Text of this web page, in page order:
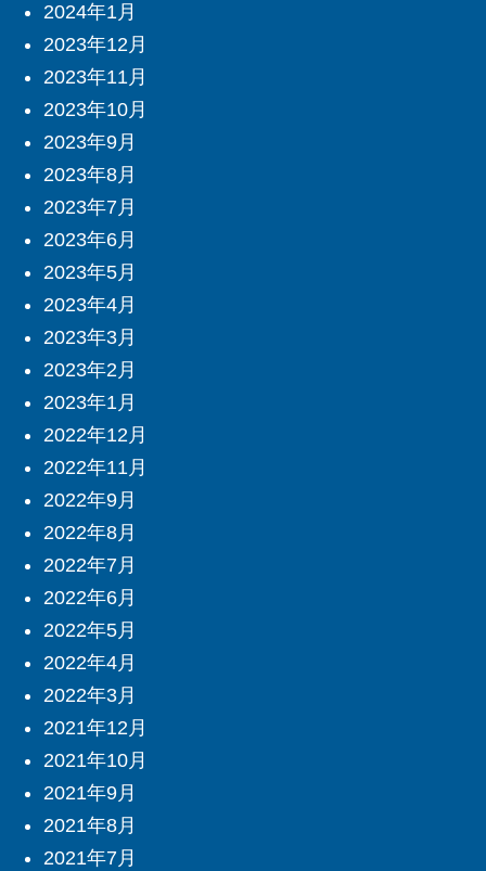
2024年1月
2023年12月
2023年11月
2023年10月
2023年9月
2023年8月
2023年7月
2023年6月
2023年5月
2023年4月
2023年3月
2023年2月
2023年1月
2022年12月
2022年11月
2022年9月
2022年8月
2022年7月
2022年6月
2022年5月
2022年4月
2022年3月
2021年12月
2021年10月
2021年9月
2021年8月
2021年7月